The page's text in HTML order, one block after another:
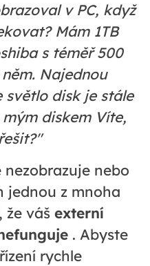
v PC, když
Mám 1TB
s téměř 500
Najednou
světlo disk je stále
diskem Víte,
nebo
jednou z mnoha
že váš externí
. Abyste
rychle